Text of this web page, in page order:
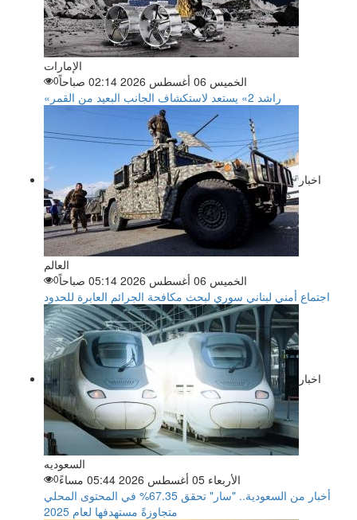
الإمارات
الخميس 06 أغسطس 2026 02:14 صباحاً
0
«راشد 2» يستعد لاستكشاف الجانب البعيد من القمر
اخبار
العالم
الخميس 06 أغسطس 2026 05:14 صباحاً
0
اجتماع أمني لبناني سوري لبحث مكافحة الجرائم العابرة للحدود
اخبار
السعوديه
الأربعاء 05 أغسطس 2026 05:44 مساءً
0
أخبار من السعودية.. "سار" تحقق 67.35% في المحتوى المحلي
متجاوزةً مستهدفها لعام 2025